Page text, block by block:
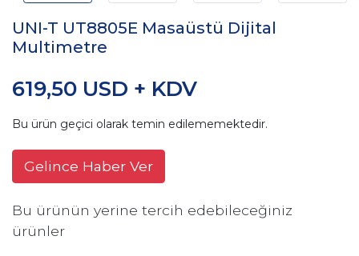
UNI-T UT8805E Masaüstü Dijital
Multimetre
619,50 USD + KDV
Bu ürün geçici olarak temin edilememektedir.
Gelince Haber Ver
Bu ürünün yerine tercih edebileceğiniz
ürünler